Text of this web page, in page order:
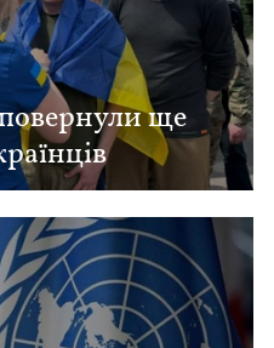
ще